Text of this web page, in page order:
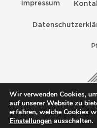
Impressum
ANGUSTA, NORGINE
eingetragene Marken
Wir verwenden Cookies,
auf unserer Website zu
erfahren, welche Cookies
Einstellungen ausschalten.